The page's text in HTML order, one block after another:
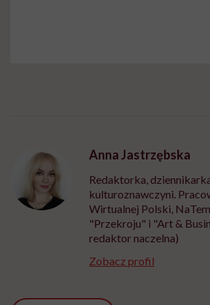
Anna Jastrzębska
Redaktorka,
kulturoznawczyni.
Wirtualnej Polski,
"Przekroju" i "Art &
redaktor naczelna)
Zobacz profil